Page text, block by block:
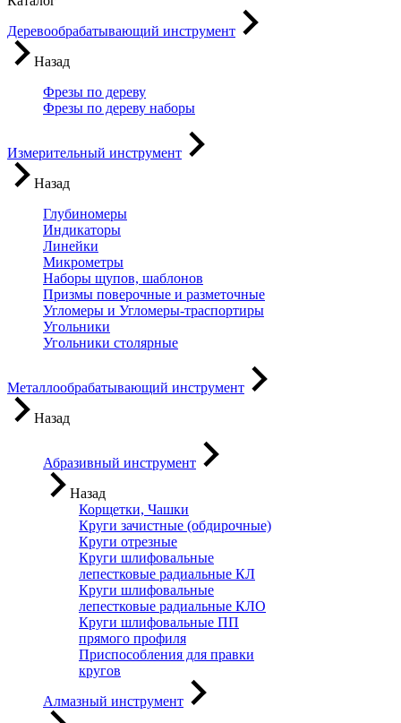
Деревообрабатывающий инструмент
Назад
Фрезы по дереву
Фрезы по дереву наборы
Измерительный инструмент
Назад
Глубиномеры
Индикаторы
Линейки
Микрометры
Наборы щупов, шаблонов
Призмы поверочные и разметочные
Угломеры и Угломеры-траспортиры
Угольники
Угольники столярные
Металлообрабатывающий инструмент
Назад
Абразивный инструмент
Назад
Корщетки, Чашки
Круги зачистные (обдирочные)
Круги отрезные
Круги шлифовальные
лепестковые радиальные КЛ
Круги шлифовальные
лепестковые радиальные КЛО
Круги шлифовальные ПП
прямого профиля
Приспособления для правки
кругов
Алмазный инструмент